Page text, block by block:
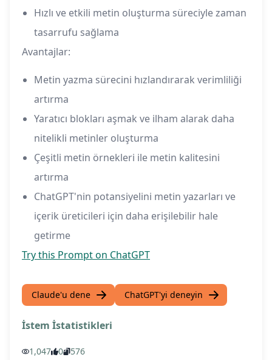
Hızlı ve etkili metin oluşturma süreciyle zaman
tasarrufu sağlama
Avantajlar:
Metin yazma sürecini hızlandırarak verimliliği
artırma
Yaratıcı blokları aşmak ve ilham alarak daha
nitelikli metinler oluşturma
Çeşitli metin örnekleri ile metin kalitesini
artırma
ChatGPT'nin potansiyelini metin yazarları ve
içerik üreticileri için daha erişilebilir hale
getirme
Try this Prompt on ChatGPT
Claude'u dene ChatGPT'yi deneyin
İstem İstatistikleri
1,047 0 576